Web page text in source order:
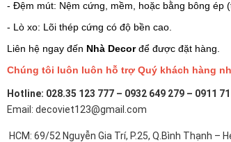
- Đệm mút: Nệm cứng, mềm, hoặc bằng bông ép
- Lò xo: Lõi thép cứng có độ bền cao.
Liên hệ ngay đến Nhà Decorđể được đặt hàng.
Chúng tôi luôn luôn hỗ trợ Quý khách hàng
Hotline: 028.35 123 777 – 0932 649 279 – 0911
Email: decoviet123@gmail.com
HCM: 69/52 Nguyễn Gia Trí, P.25, Q.Bình Thạnh –